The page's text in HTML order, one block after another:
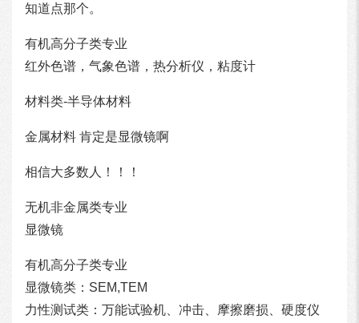
知道点那个。
有机高分子类专业
红外色谱，气象色谱，热分析仪，粘度计
材料类-半导体材料
金属材料 肯定是显微镜啊
相信大多数人！！！
无机非金属类专业
显微镜
有机高分子类专业
显微镜类：SEM,TEM
力性测试类：万能试验机、冲击、摩擦磨损、硬度仪